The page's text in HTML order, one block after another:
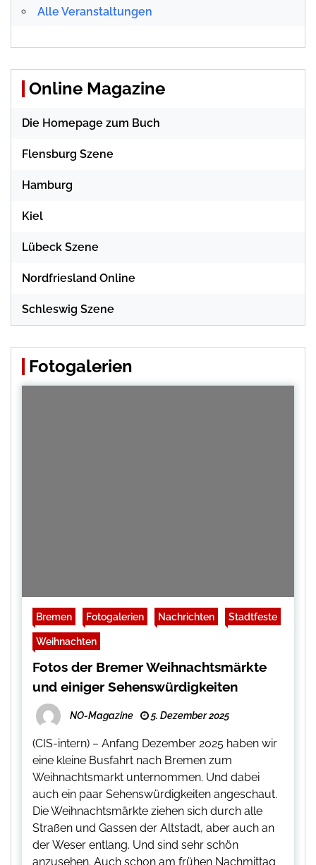
Alle Veranstaltungen
Online Magazine
Die Homepage zum Buch
Flensburg Szene
Hamburg
Kiel
Lübeck Szene
Nordfriesland Online
Schleswig Szene
Fotogalerien
Bremen Fotogalerien Nachrichten Stadtfeste
Weihnachten
Fotos der Bremer Weihnachtsmärkte
und einiger Sehenswürdigkeiten
NO-Magazine 5. Dezember 2025
(CIS-intern) – Anfang Dezember 2025 haben wir
eine kleine Busfahrt nach Bremen zum
Weihnachtsmarkt unternommen. Und dabei
auch ein paar Sehenswürdigkeiten angeschaut.
Die Weihnachtsmärkte ziehen sich durch alle
Straßen und Gassen der Altstadt, aber auch an
der Weser entlang. Und sind sehr schön
anzusehen. Auch schon am frühen Nachmittag